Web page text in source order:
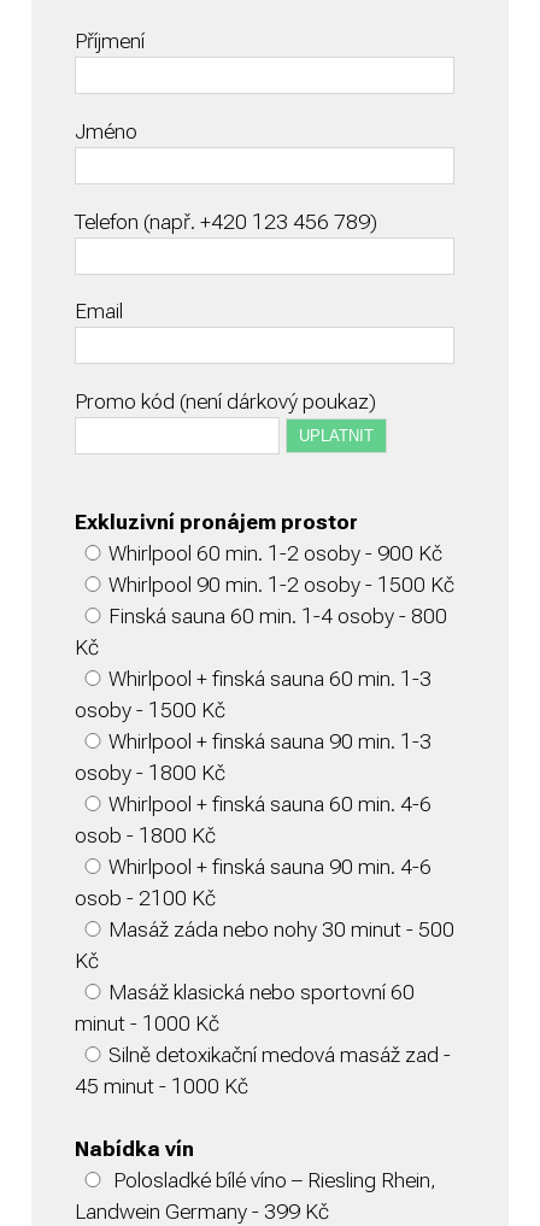
Příjmení
Jméno
Telefon (např. +420 123 456 789)
Email
Promo kód (není dárkový poukaz)
Exkluzivní pronájem prostor
Whirlpool 60 min. 1-2 osoby - 900 Kč
Whirlpool 90 min. 1-2 osoby - 1500 Kč
Finská sauna 60 min. 1-4 osoby - 800
Kč
Whirlpool + finská sauna 60 min. 1-3
osoby - 1500 Kč
Whirlpool + finská sauna 90 min. 1-3
osoby - 1800 Kč
Whirlpool + finská sauna 60 min. 4-6
osob - 1800 Kč
Whirlpool + finská sauna 90 min. 4-6
osob - 2100 Kč
Masáž záda nebo nohy 30 minut - 500
Kč
Masáž klasická nebo sportovní 60
minut - 1000 Kč
Silně detoxikační medová masáž zad -
45 minut - 1000 Kč
Nabídka vín
Polosladké bílé víno – Riesling Rhein,
Landwein Germany - 399 Kč